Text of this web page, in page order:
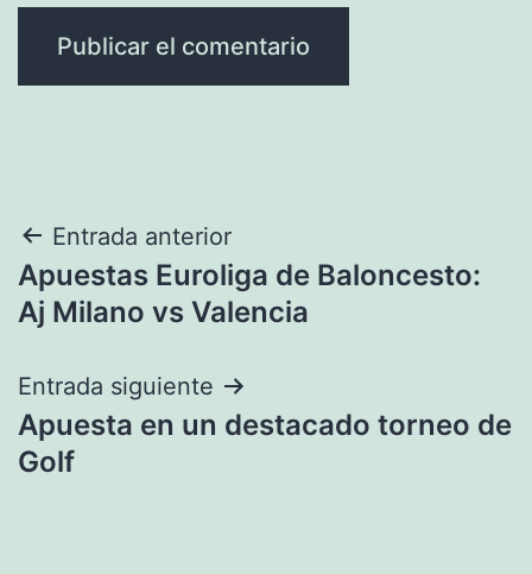
Navegación
de
Entrada anterior
Apuestas Euroliga de Baloncesto:
Aj Milano vs Valencia
Entrada siguiente
Apuesta en un destacado torneo de
Golf